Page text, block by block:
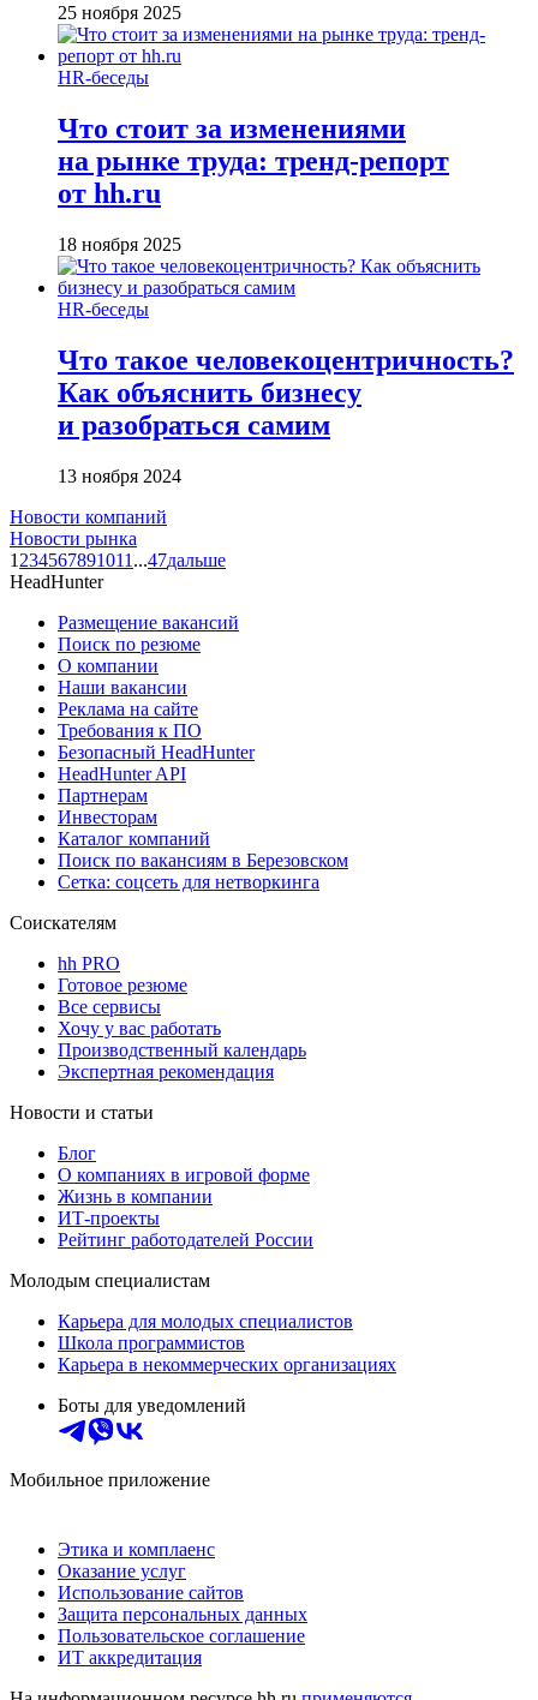
25 ноября 2025
HR-беседы
Что стоит за изменениями
на рынке труда: тренд-репорт
от hh.ru
18 ноября 2025
HR-беседы
Что такое человеко­центричность?
Как объяснить бизнесу
и разобраться самим
13 ноября 2024
Новости компаний
Новости рынка
1 234567891011 ...47дальше
HeadHunter
Размещение вакансий
Поиск по резюме
О компании
Наши вакансии
Реклама на сайте
Требования к ПО
Безопасный HeadHunter
HeadHunter API
Партнерам
Инвесторам
Каталог компаний
Поиск по вакансиям в Березовском
Сетка: соцсеть для нетворкинга
Соискателям
hh PRO
Готовое резюме
Все сервисы
Хочу у вас работать
Производственный календарь
Экспертная рекомендация
Новости и статьи
Блог
О компаниях в игровой форме
Жизнь в компании
ИТ-проекты
Рейтинг работодателей России
Молодым специалистам
Карьера для молодых специалистов
Школа программистов
Карьера в некоммерческих организациях
Боты для уведомлений
Мобильное приложение
Этика и комплаенс
Оказание услуг
Использование сайтов
Защита персональных данных
Пользовательское соглашение
ИТ аккредитация